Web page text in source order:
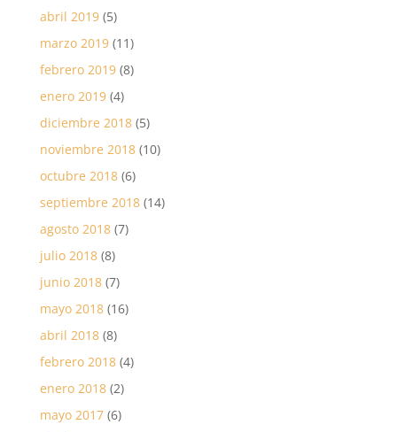
abril 2019(5)
marzo 2019(11)
febrero 2019(8)
enero 2019(4)
diciembre 2018(5)
noviembre 2018(10)
octubre 2018(6)
septiembre 2018(14)
agosto 2018(7)
julio 2018(8)
junio 2018(7)
mayo 2018(16)
abril 2018(8)
febrero 2018(4)
enero 2018(2)
mayo 2017(6)